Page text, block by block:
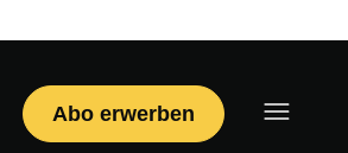
Abo erwerben